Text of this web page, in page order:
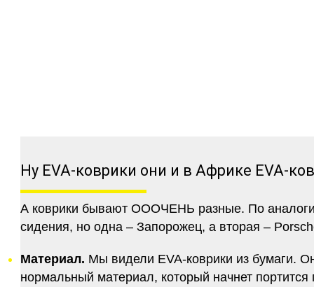
Ну EVA-коврики они и в Африке EVA-
А коврики бывают ОООЧЕНЬ разные. По
сидения, но одна – Запорожец, а вторая –
Материал. Мы видели EVA-коврики из бумаги.
нормальный материал, который начнет